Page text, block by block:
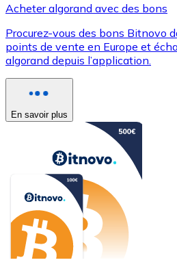
Acheter algorand avec des bons
Procurez-vous des bons Bitnovo
points de vente en Europe et
algorand depuis l’application.
En savoir plus